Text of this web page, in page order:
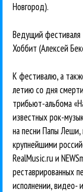
Новгород).
Ведущий фестиваля
Хоббит (Алексей
К фестивалю, а
летию со дня
трибьют-альбома
известных рок-
на песни Папы
крупнейшими
RealMusic.ru и
реставрированных
исполнении, видео-